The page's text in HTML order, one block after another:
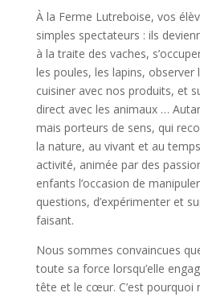
À la Ferme Lutreboise, vos
simples spectateurs : ils
à la traite des vaches,
les poules, les lapins,
cuisiner avec nos produits, et
direct avec les animaux …
mais porteurs de sens, qui
la nature, au vivant et au
activité, animée par des
enfants l’occasion de
questions, d’expérimenter et
faisant.
Nous sommes convaincues
toute sa force lorsqu’elle
tête et le cœur. C’est pourquoi